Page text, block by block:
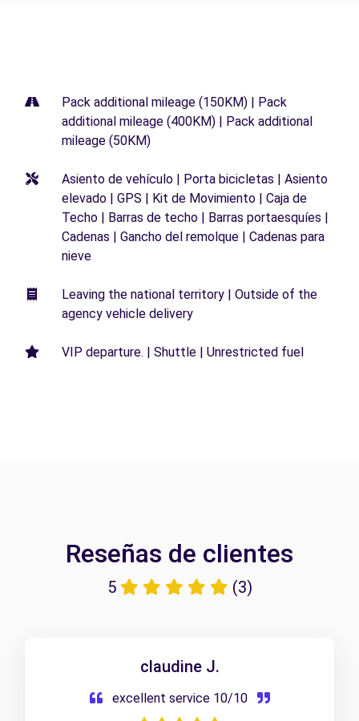
Pack additional mileage (150KM) | Pack
additional mileage (400KM) | Pack additional
mileage (50KM)
Asiento de vehículo | Porta bicicletas | Asiento
elevado | GPS | Kit de Movimiento | Caja de
Techo | Barras de techo | Barras portaesquíes |
Cadenas | Gancho del remolque | Cadenas para
nieve
Leaving the national territory | Outside of the
agency vehicle delivery
VIP departure. | Shuttle | Unrestricted fuel
Reseñas de clientes
5 (3)
claudine J.
excellent service 10/10